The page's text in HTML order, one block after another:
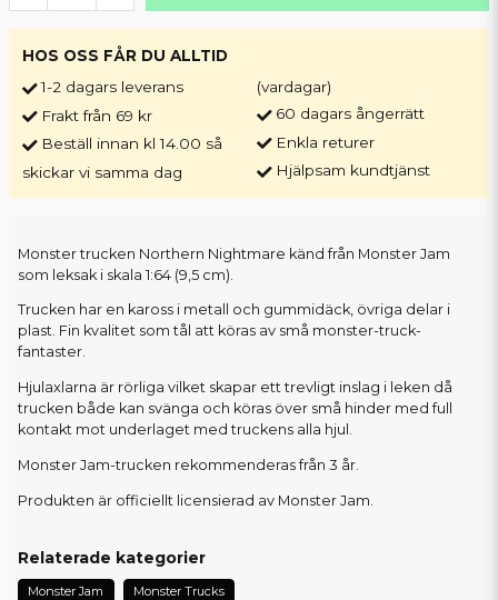
HOS OSS FÅR DU ALLTID
1-2 dagars leverans
Frakt från 69 kr
Beställ innan kl 14.00 så
skickar vi samma dag
(vardagar)
60 dagars ångerrätt
Enkla returer
Hjälpsam kundtjänst
Monster trucken Northern Nightmare känd från Monster Jam
som leksak i skala 1:64 (9,5 cm).
Trucken har en kaross i metall och gummidäck, övriga delar i
plast. Fin kvalitet som tål att köras av små monster-truck-
fantaster.
Hjulaxlarna är rörliga vilket skapar ett trevligt inslag i leken då
trucken både kan svänga och köras över små hinder med full
kontakt mot underlaget med truckens alla hjul.
Monster Jam-trucken rekommenderas från 3 år.
Produkten är officiellt licensierad av Monster Jam.
Relaterade kategorier
Monster Jam Monster Trucks